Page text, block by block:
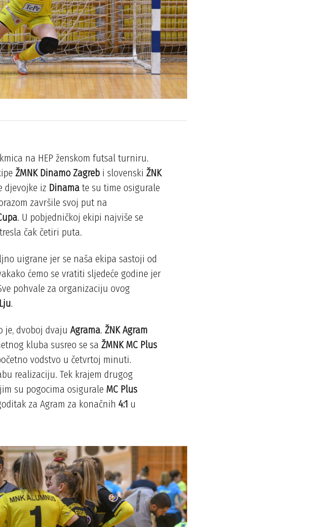
na HEP ženskom futsal turniru.
ŽMNK Dinamo Zagreb i slovenski ŽNK
djevojke iz Dinama te su time osigurale
završile svoj put na
. U pobjedničkoj ekipi najviše se
čak četiri puta.
uigrane jer se naša ekipa sastoji od
ćemo se vratiti sljedeće godine jer
pohvale za organizaciju ovog
.
je, dvoboj dvaju Agrama. ŽNK Agram
kluba susreo se sa ŽMNK MC Plus
vodstvo u četvrtoj minuti.
realizaciju. Tek krajem drugog
su pogocima osigurale MC Plus
za Agram za konačnih 4:1 u